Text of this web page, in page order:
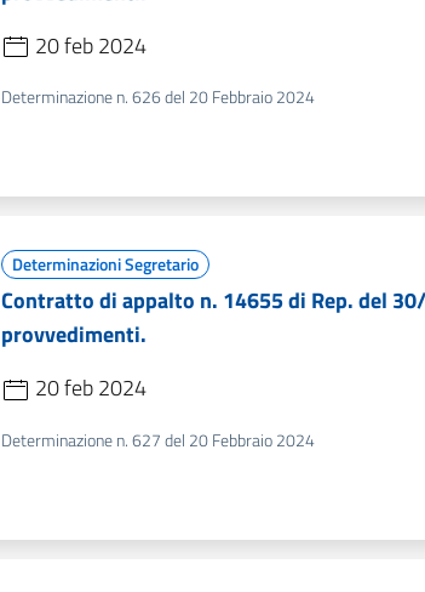
20 feb 2024
Determinazione n. 626 del 20 Febbraio 2024
Determinazioni Segretario
Contratto di appalto n. 14655 di Rep. del
provvedimenti.
20 feb 2024
Determinazione n. 627 del 20 Febbraio 2024